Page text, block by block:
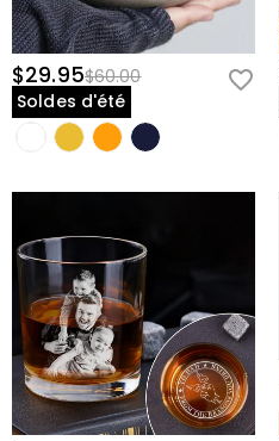
$29.95$60.00
Soldes d'été